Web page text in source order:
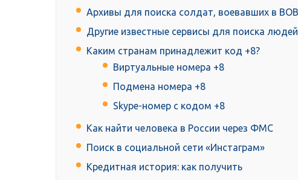
Архивы для поиска солдат, воевавших в
Другие известные сервисы для поиска
Каким странам принадлежит код +8?
Виртуальные номера +8
Подмена номера +8
Skype-номер с кодом +8
Как найти человека в России через ФМС
Поиск в социальной сети «Инстаграм»
Кредитная история: как получить